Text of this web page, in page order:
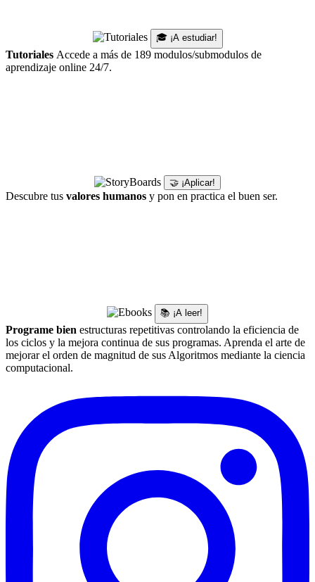
🎓 ¡A estudiar!
Tutoriales Accede a más de 189 modulos/submodulos de
aprendizaje online 24/7.
🤝 ¡Aplicar!
Descubre tus valores humanos y pon en practica el buen ser.
📚 ¡A leer!
Programe bien estructuras repetitivas controlando la eficiencia de
los ciclos y la mejora continua de sus programas. Aprenda el arte de
mejorar el orden de magnitud de sus Algoritmos mediante la ciencia
computacional.